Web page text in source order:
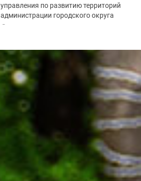
управления по развитию территорий
администрации городского округа
Красногорск: